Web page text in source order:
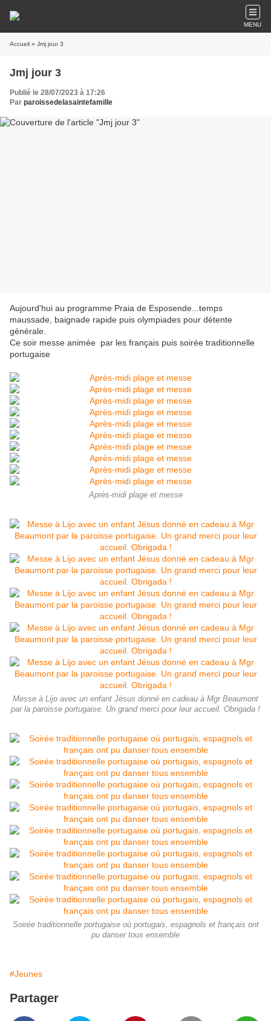
MENU
Accueil » Jmj jour 3
Jmj jour 3
Publié le 28/07/2023 à 17:26
Par paroissedelasaintefamille
Aujourd'hui au programme Praia de Esposende...temps
maussade, baignade rapide puis olympiades pour détente
générale.
Ce soir messe animée par les français puis soirée traditionnelle
portugaise
Après-midi plage et messe
Messe à Lijo avec un enfant Jésus donné en cadeau à Mgr Beaumont
par la paroisse portugaise. Un grand merci pour leur accueil. Obrigada !
Soirée traditionnelle portugaise où portugais, espagnols et français ont
pu danser tous ensemble
#Jeunes
Partager